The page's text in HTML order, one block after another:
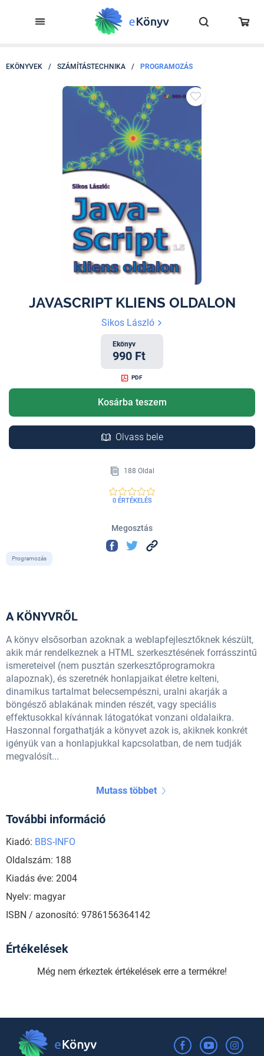
EKÖNYVEK / SZÁMÍTÁSTECHNIKA / PROGRAMOZÁS
JAVASCRIPT KLIENS OLDALON
Sikos László
Ekönyv
990 Ft
PDF
Kosárba teszem
Olvass bele
188 Oldal
0 ÉRTÉKELÉS
Megosztás
Programozás
A KÖNYVRŐL
A könyv elsősorban azoknak a weblapfejlesztőknek készült,
akik már rendelkeznek a HTML szerkesztésének forrásszintű
ismereteivel (nem pusztán szerkesztő­prog­ramokra
alapoznak), és szeretnék honlapjaikat életre kelteni,
dinamikus tartalmat belecsempészni, uralni akarják a
böngésző ablakának minden részét, vagy speciális
effektusokkal kívánnak látogatókat vonzani oldalaikra.
Haszonnal forgathatják a könyvet azok is, akiknek konkrét
igényük van a honlapjukkal kapcsolatban, de nem tudják
megvalósít...
Mutass többet
További információ
Kiadó: BBS-INFO
Oldalszám: 188
Kiadás éve: 2004
Nyelv: magyar
ISBN / azonosító: 9786156364142
Értékelések
Még nem érkeztek értékelések erre a termékre!